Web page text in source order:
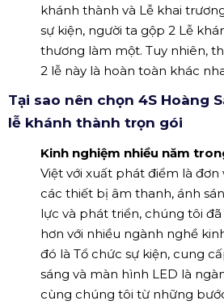
khánh thành và Lễ khai
sự kiện, người ta gộp 2 Lễ
thương làm một. Tuy nhiên,
2 lễ này là hoàn toàn khác
Tại sao nên chọn 4S Hoàng
lễ khánh thành trọn gói
Kinh nghiệm nhiều năm
Việt với xuất phát điểm là
các thiết bị âm thanh, ánh
lực và phát triển, chúng tôi
hơn với nhiều ngành nghề
đó là Tổ chức sự kiện, cung
sáng và màn hình LED là
cùng chúng tôi từ những